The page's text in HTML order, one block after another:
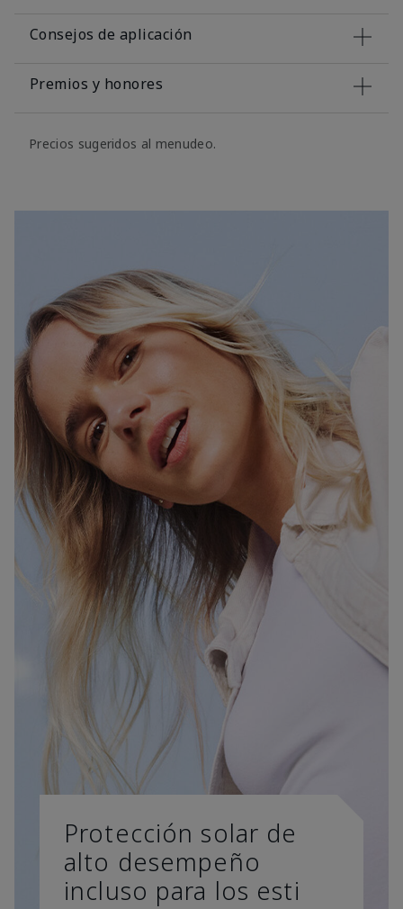
Consejos de aplicación
Premios y honores
Precios sugeridos al menudeo.
Protección solar de
alto desempeño
incluso para los esti